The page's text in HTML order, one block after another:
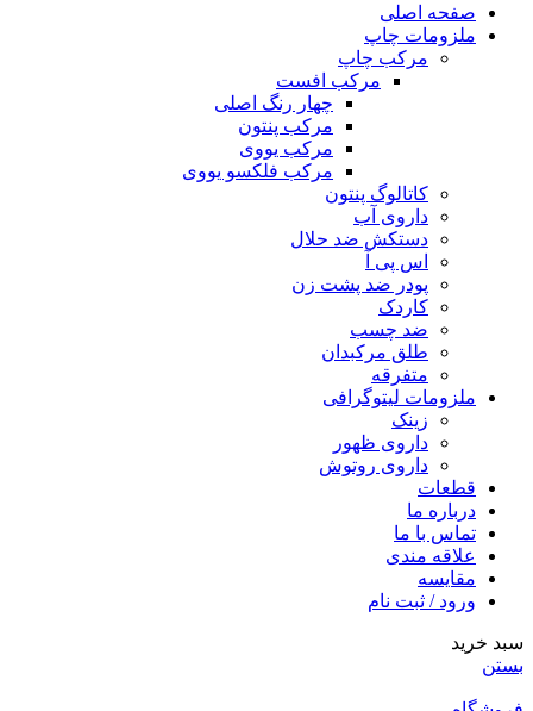
صفحه اصلی
ملزومات چاپ
مرکب چاپ
مرکب افست
چهار رنگ اصلی
مرکب پنتون
مرکب یووی
مرکب فلکسو یووی
کاتالوگ پنتون
داروی آب
دستکش ضد حلال
اس پی آ
پودر ضد پشت زن
کاردک
ضد چسب
طلق مرکبدان
متفرقه
ملزومات لیتوگرافی
زینک
داروی ظهور
داروی روتوش
قطعات
درباره ما
تماس با ما
علاقه مندی
مقايسه
ورود / ثبت نام
سبد خرید
بستن